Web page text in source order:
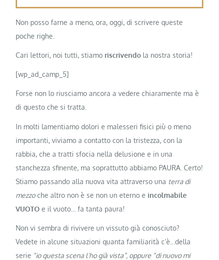
Non posso farne a meno, ora, oggi, di scrivere queste
poche righe.
Cari lettori, noi tutti, stiamo riscrivendo la nostra storia!
[wp_ad_camp_5]
Forse non lo riusciamo ancora a vedere chiaramente ma è
di questo che si tratta.
In molti lamentiamo dolori e malesseri fisici più o meno
importanti, viviamo a contatto con la tristezza, con la
rabbia, che a tratti sfocia nella delusione e in una
stanchezza sfinente, ma soprattutto abbiamo PAURA. Certo!
Stiamo passando alla nuova vita attraverso una terra di
mezzoche altro non è se non un eterno e incolmabile
VUOTO e il vuoto… fa tanta paura!
Non vi sembra di rivivere un vissuto già conosciuto?
Vedete in alcune situazioni quanta familiarità c’è…della
serie “io questa scena l’ho già vista”, oppure “di nuovo mi